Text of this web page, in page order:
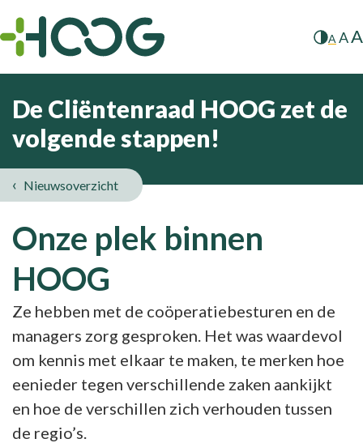
A AA
De Cliëntenraad HOOG zet de
volgende stappen!
Nieuwsoverzicht
Onze plek binnen
HOOG
Ze hebben met de coöperatiebesturen en de
managers zorg gesproken. Het was waardevol
om kennis met elkaar te maken, te merken hoe
eenieder tegen verschillende zaken aankijkt
en hoe de verschillen zich verhouden tussen
de regio’s.